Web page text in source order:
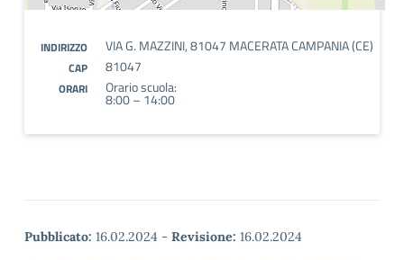
INDIRIZZO VIA G. MAZZINI, 81047 MACERATA CAMPANIA (CE)
CAP 81047
ORARI Orario scuola:
8:00 – 14:00
Pubblicato: 16.02.2024 - Revisione: 16.02.2024